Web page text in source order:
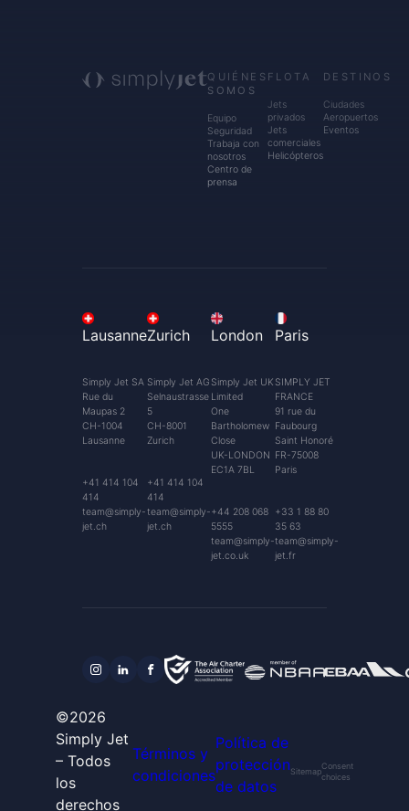
QUIÉNES
SOMOS
Equipo
Seguridad
Trabaja con
nosotros
Centro de
prensa
FLOTA
Jets
privados
Jets
comerciales
Helicópteros
DESTINOS
Ciudades
Aeropuertos
Eventos
Lausanne
Simply Jet SA
Rue du
Maupas 2
CH-1004
Lausanne
+41 414 104
414
team@simply-
jet.ch
Zurich
Simply Jet AG
Selnaustrasse
5
CH-8001
Zurich
+41 414 104
414
team@simply-
jet.ch
London
Simply Jet UK
Limited
One
Bartholomew
Close
UK-LONDON
EC1A 7BL
+44 208 068
5555
team@simply-
jet.co.uk
Paris
SIMPLY JET
FRANCE
91 rue du
Faubourg
Saint Honoré
FR-75008
Paris
+33 1 88 80
35 63
team@simply-
jet.fr
©2026
Simply Jet
– Todos
los
derechos
Términos y
condiciones
Política de
protección
de datos
Sitemap
Consent
choices